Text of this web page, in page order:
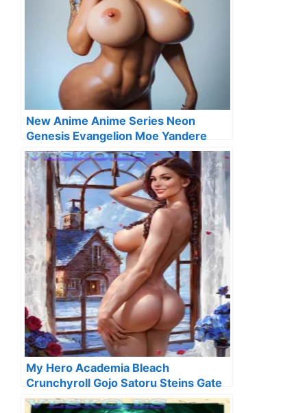
New Anime Anime Series Neon
Genesis Evangelion Moe Yandere
My Hero Academia Bleach
Crunchyroll Gojo Satoru Steins Gate